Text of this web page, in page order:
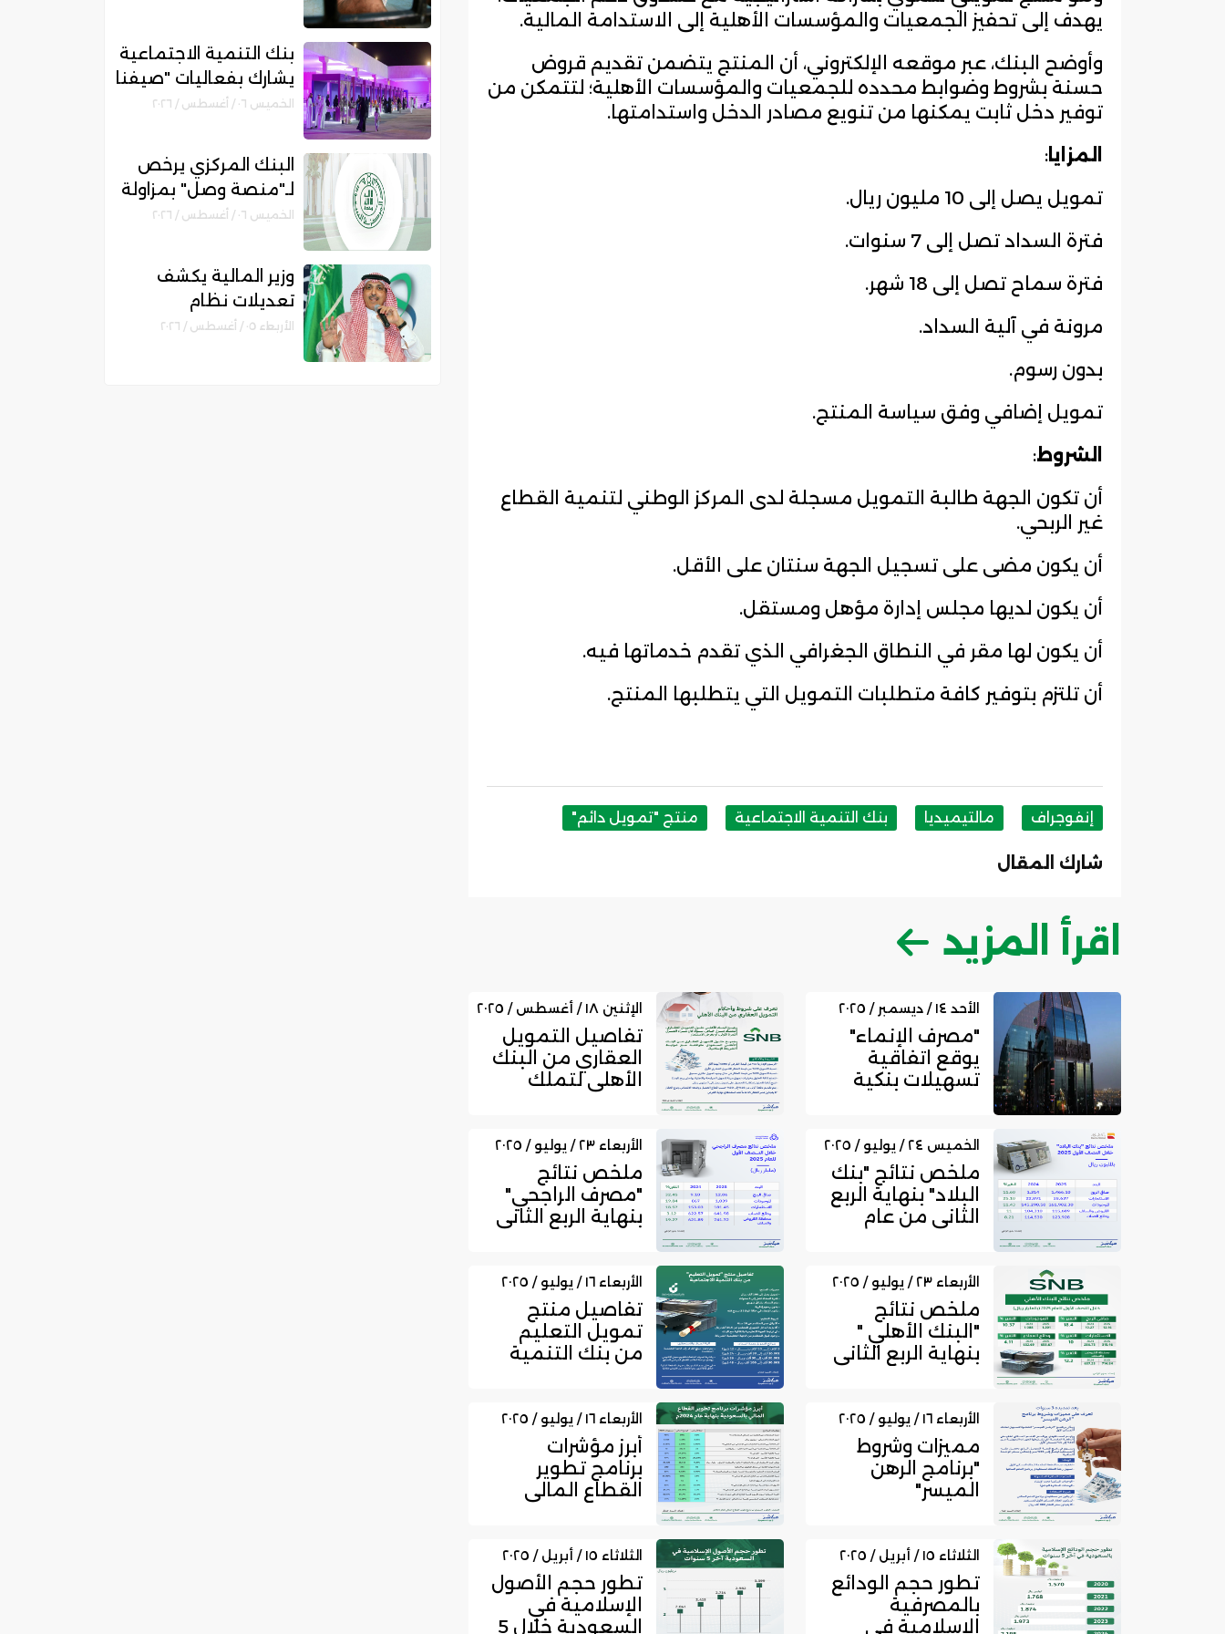
يهدف إلى تحفيز الجمعيات والمؤسسات الأهلية إلى الاستدامة المالية.
وأوضح البنك، عبر موقعه الإلكتروني، أن المنتج يتضمن تقديم قروض
حسنة بشروط وضوابط محدده للجمعيات والمؤسسات الأهلية؛ لتتمكن من
توفير دخل ثابت يمكنها من تنويع مصادر الدخل واستدامتها.
المزايا:
تمويل يصل إلى 10 مليون ريال.
فترة السداد تصل إلى 7 سنوات.
فترة سماح تصل إلى 18 شهر.
مرونة في آلية السداد.
بدون رسوم.
تمويل إضافي وفق سياسة المنتج.
الشروط:
أن تكون الجهة طالبة التمويل مسجلة لدى المركز الوطني لتنمية القطاع
غير الربحي.
أن يكون مضى على تسجيل الجهة سنتان على الأقل.
أن يكون لديها مجلس إدارة مؤهل ومستقل.
أن يكون لها مقر في النطاق الجغرافي الذي تقدم خدماتها فيه.
أن تلتزم بتوفير كافة متطلبات التمويل التي يتطلبها المنتج.
إنفوجراف مالتيميديا بنك التنمية الاجتماعية منتج "تمويل دائم"
شارك المقال
اقرأ المزيد
الأحد ١٤ / ديسمبر / ٢٠٢٥
"مصرف الإنماء"
يوقع اتفاقية
تسهيلات بنكية
الإثنين ١٨ / أغسطس / ٢٠٢٥
تفاصيل التمويل
العقاري من البنك
الأهلي لتملك
الخميس ٢٤ / يوليو / ٢٠٢٥
ملخص نتائج "بنك
البلاد" بنهاية الربع
الثاني من عام
الأربعاء ٢٣ / يوليو / ٢٠٢٥
ملخص نتائج
"مصرف الراجحي"
بنهاية الربع الثاني
الأربعاء ٢٣ / يوليو / ٢٠٢٥
ملخص نتائج
"البنك الأهلي "
بنهاية الربع الثاني
الأربعاء ١٦ / يوليو / ٢٠٢٥
تفاصيل منتج
تمويل التعليم
من بنك التنمية
الأربعاء ١٦ / يوليو / ٢٠٢٥
مميزات وشروط
"برنامج الرهن
الميسر"
الأربعاء ١٦ / يوليو / ٢٠٢٥
أبرز مؤشرات
برنامج تطوير
القطاع المالي
الثلاثاء ١٥ / أبريل / ٢٠٢٥
تطور حجم الودائع
بالمصرفية
الإسلامية في
الثلاثاء ١٥ / أبريل / ٢٠٢٥
تطور حجم الأصول
الإسلامية في
السعودية خلال 5
الإسلامي
بنك التنمية الاجتماعية
يشارك بفعاليات "صيفنا
شمالي 2026" لتمكين
المنتجة
الخميس ٠٦ / أغسطس / ٢٠٢٦
البنك المركزي يرخص
لـ"منصة وصل" بمزاولة
نشاط الوساطة الرقمية
الخميس ٠٦ / أغسطس / ٢٠٢٦
وزير المالية يكشف
تعديلات نظام
المنافسات والمشتريات
الأربعاء ٠٥ / أغسطس / ٢٠٢٦